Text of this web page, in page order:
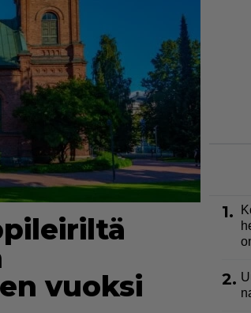
vuoksi
1.
2.